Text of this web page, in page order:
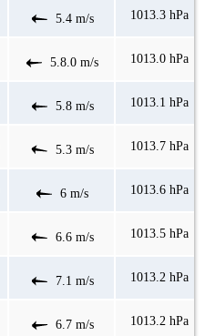
5.4 m/s 1013.3 hPa
5.8.0 m/s 1013.0 hPa
5.8 m/s 1013.1 hPa
5.3 m/s 1013.7 hPa
6 m/s 1013.6 hPa
6.6 m/s 1013.5 hPa
7.1 m/s 1013.2 hPa
6.7 m/s 1013.2 hPa